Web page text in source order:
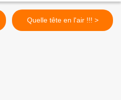
Quelle tête en l'air !!! >